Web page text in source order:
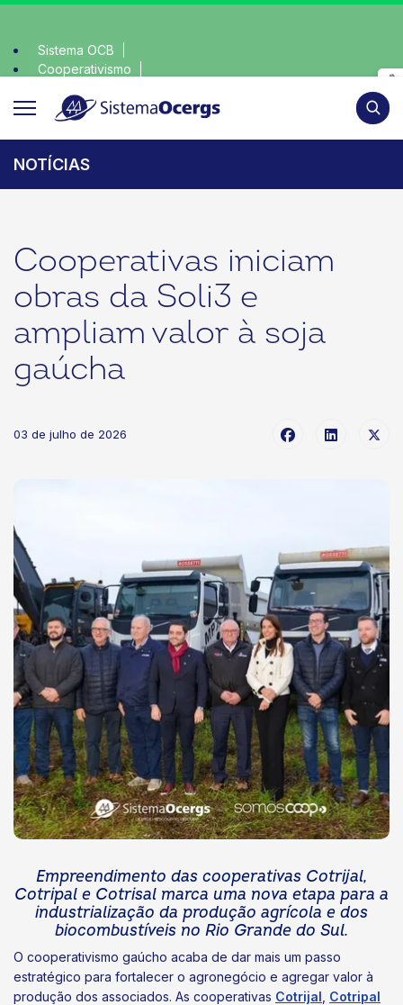
Sistema OCB
Cooperativismo
NOTÍCIAS
Cooperativas iniciam
obras da Soli3 e
ampliam valor à soja
gaúcha
03 de julho de 2026
Empreendimento das cooperativas Cotrijal,
Cotripal e Cotrisal marca uma nova etapa para a
industrialização da produção agrícola e dos
biocombustíveis no Rio Grande do Sul.
O cooperativismo gaúcho acaba de dar mais um passo
estratégico para fortalecer o agronegócio e agregar valor à
produção dos associados. As cooperativas Cotrijal Cotripal